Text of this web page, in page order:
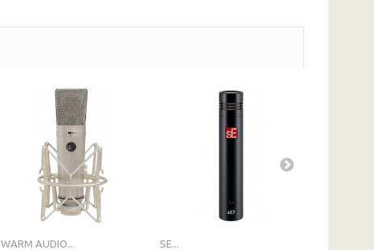
WARM AUDIO... SE...